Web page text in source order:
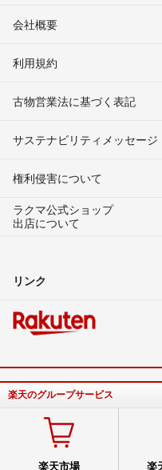
会社概要
利用規約
古物営業法に基づく表記
サステナビリティメッセージ
権利侵害について
ラクマ公式ショップ
出店について
リンク
楽天のグループサービス
楽天市場 楽